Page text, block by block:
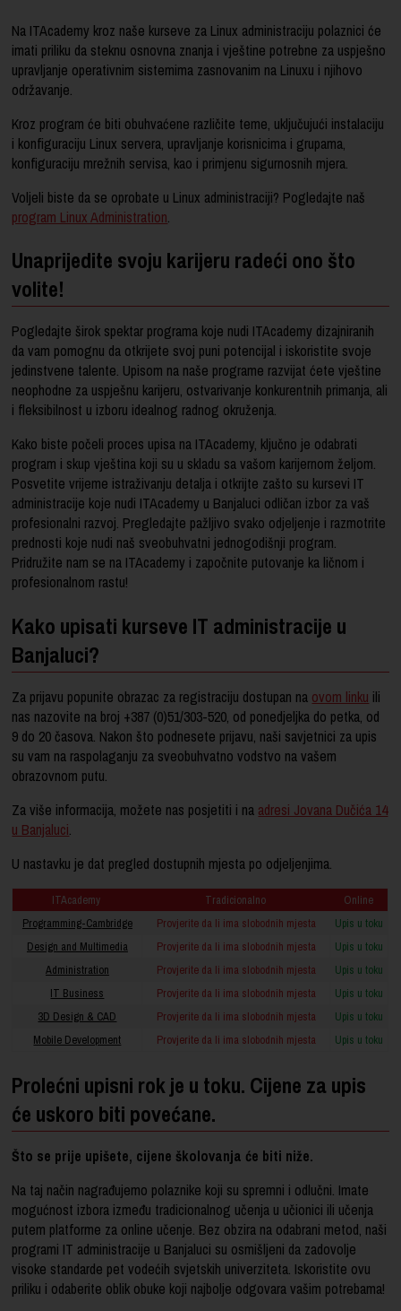
Na ITAcademy kroz naše kurseve za Linux administraciju polaznici će
imati priliku da steknu osnovna znanja i vještine potrebne za uspješno
upravljanje operativnim sistemima zasnovanim na Linuxu i njihovo
održavanje.
Kroz program će biti obuhvaćene različite teme, uključujući instalaciju
i konfiguraciju Linux servera, upravljanje korisnicima i grupama,
konfiguraciju mrežnih servisa, kao i primjenu sigurnosnih mjera.
Voljeli biste da se oprobate u Linux administraciji? Pogledajte naš
program Linux Administration.
Unaprijedite svoju karijeru radeći ono što
volite!
Pogledajte širok spektar programa koje nudi ITAcademy dizajniranih
da vam pomognu da otkrijete svoj puni potencijal i iskoristite svoje
jedinstvene talente. Upisom na naše programe razvijat ćete vještine
neophodne za uspješnu karijeru, ostvarivanje konkurentnih primanja, ali
i fleksibilnost u izboru idealnog radnog okruženja.
Kako biste počeli proces upisa na ITAcademy, ključno je odabrati
program i skup vještina koji su u skladu sa vašom karijernom željom.
Posvetite vrijeme istraživanju detalja i otkrijte zašto su kursevi IT
administracije koje nudi ITAcademy u Banjaluci odličan izbor za vaš
profesionalni razvoj. Pregledajte pažljivo svako odjeljenje i razmotrite
prednosti koje nudi naš sveobuhvatni jednogodišnji program.
Pridružite nam se na ITAcademy i započnite putovanje ka ličnom i
profesionalnom rastu!
Kako upisati kurseve IT administracije u
Banjaluci?
Za prijavu popunite obrazac za registraciju dostupan na ovom linku ili
nas nazovite na broj +387 (0)51/303-520, od ponedjeljka do petka, od
9 do 20 časova. Nakon što podnesete prijavu, naši savjetnici za upis
su vam na raspolaganju za sveobuhvatno vodstvo na vašem
obrazovnom putu.
Za više informacija, možete nas posjetiti i na adresi Jovana Dučića 14
u Banjaluci.
U nastavku je dat pregled dostupnih mjesta po odjeljenjima.
ITAcademy Tradicionalno
Online
Programming-Cambridge
Provjerite da li ima slobodnih mjesta
Upis u toku
Design and Multimedia
Provjerite da li ima slobodnih mjesta
Upis u toku
Administration
Provjerite da li ima slobodnih mjesta
Upis u toku
IT Business
Provjerite da li ima slobodnih mjesta
Upis u toku
3D Design & CAD
Provjerite da li ima slobodnih mjesta
Upis u toku
Mobile Development
Provjerite da li ima slobodnih mjesta Upis u toku
Prolećni upisni rok je u toku. Cijene za upis
će uskoro biti povećane.
Što se prije upišete, cijene školovanja će biti niže.
Na taj način nagrađujemo polaznike koji su spremni i odlučni. Imate
mogućnost izbora između tradicionalnog učenja u učionici ili učenja
putem platforme za online učenje. Bez obzira na odabrani metod, naši
programi IT administracije u Banjaluci su osmišljeni da zadovolje
visoke standarde pet vodećih svjetskih univerziteta. Iskoristite ovu
priliku i odaberite oblik obuke koji najbolje odgovara vašim potrebama!